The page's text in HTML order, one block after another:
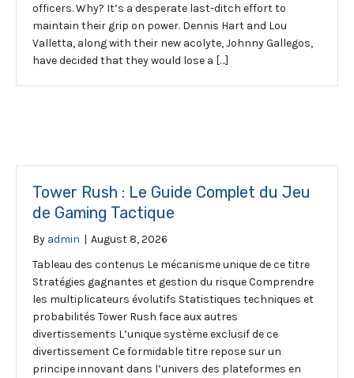
officers. Why? It’s a desperate last-ditch effort to
maintain their grip on power. Dennis Hart and Lou
Valletta, along with their new acolyte, Johnny Gallegos,
have decided that they would lose a […]
Tower Rush : Le Guide Complet du Jeu
de Gaming Tactique
By admin | August 8, 2026
Tableau des contenus Le mécanisme unique de ce titre
Stratégies gagnantes et gestion du risque Comprendre
les multiplicateurs évolutifs Statistiques techniques et
probabilités Tower Rush face aux autres
divertissements L’unique système exclusif de ce
divertissement Ce formidable titre repose sur un
principe innovant dans l’univers des plateformes en